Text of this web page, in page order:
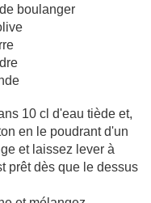
boulanger
10 cl d'eau tiède et,
en le poudrant d'un
et laissez lever à
prêt dès que le dessus